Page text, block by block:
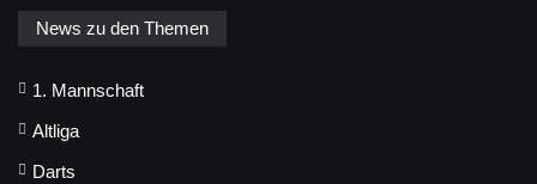
News zu den Themen
1. Mannschaft
Altliga
Darts